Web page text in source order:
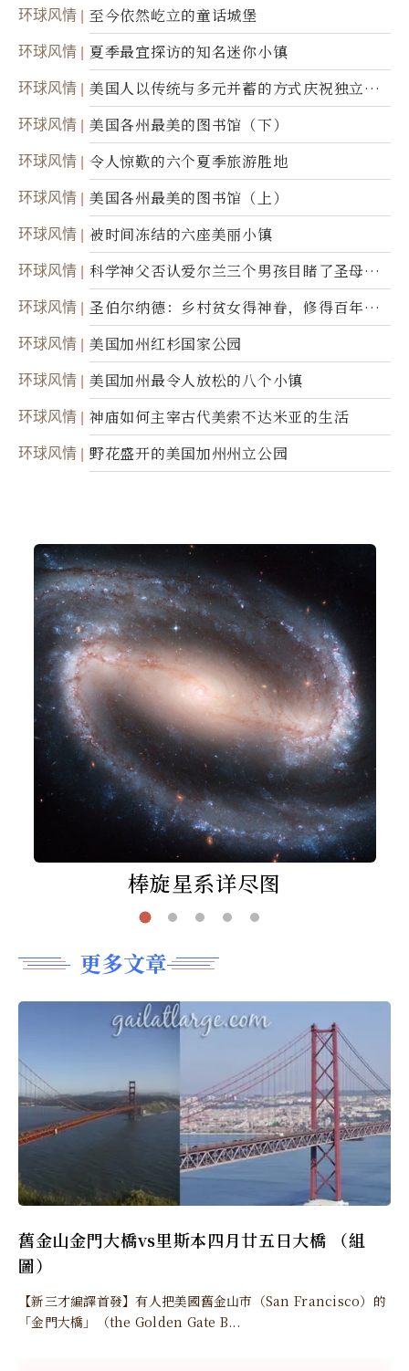
环球风情 至今依然屹立的童话城堡
环球风情 夏季最宜探访的知名迷你小镇
环球风情
美国人以传统与多元并蓄的方式庆祝独立日2
50周年
环球风情 美国各州最美的图书馆（下）
环球风情 令人惊歎的六个夏季旅游胜地
环球风情 美国各州最美的图书馆（上）
环球风情 被时间冻结的六座美丽小镇
环球风情
科学神父否认爱尔兰三个男孩目睹了圣母显
灵
环球风情
圣伯尔纳德：乡村贫女得神眷，修得百年不
腐身
环球风情 美国加州红杉国家公园
环球风情 美国加州最令人放松的八个小镇
环球风情 神庙如何主宰古代美索不达米亚的生活
环球风情 野花盛开的美国加州州立公园
棒旋星系详尽图
更多文章
舊金山金門大橋vs里斯本四月廿五日大橋 （組
圖）
【新三才編譯首發】有人把美國舊金山市（San Francisco）的
「金門大橋」（the Golden Gate B...